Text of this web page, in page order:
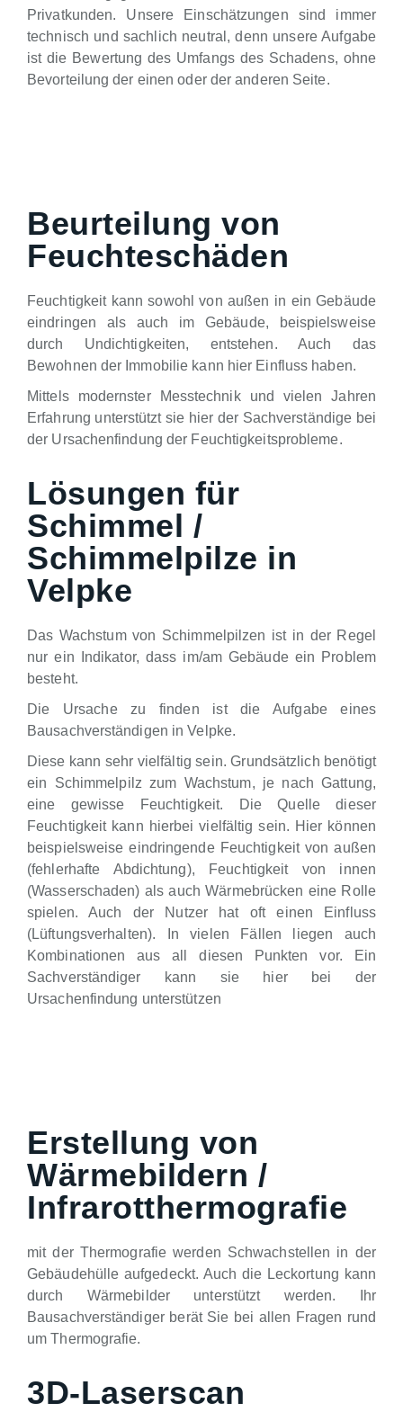
Privatkunden. Unsere Einschätzungen sind immer
technisch und sachlich neutral, denn unsere Aufgabe
ist die Bewertung des Umfangs des Schadens, ohne
Bevorteilung der einen oder der anderen Seite.
Beurteilung von
Feuchteschäden
Feuchtigkeit kann sowohl von außen in ein Gebäude
eindringen als auch im Gebäude, beispielsweise
durch Undichtigkeiten, entstehen. Auch das
Bewohnen der Immobilie kann hier Einfluss haben.
Mittels modernster Messtechnik und vielen Jahren
Erfahrung unterstützt sie hier der Sachverständige bei
der Ursachenfindung der Feuchtigkeitsprobleme.
Lösungen für
Schimmel /
Schimmelpilze in
Velpke
Das Wachstum von Schimmelpilzen ist in der Regel
nur ein Indikator, dass im/am Gebäude ein Problem
besteht.
Die Ursache zu finden ist die Aufgabe eines
Bausachverständigen in Velpke.
Diese kann sehr vielfältig sein. Grundsätzlich benötigt
ein Schimmelpilz zum Wachstum, je nach Gattung,
eine gewisse Feuchtigkeit. Die Quelle dieser
Feuchtigkeit kann hierbei vielfältig sein. Hier können
beispielsweise eindringende Feuchtigkeit von außen
(fehlerhafte Abdichtung), Feuchtigkeit von innen
(Wasserschaden) als auch Wärmebrücken eine Rolle
spielen. Auch der Nutzer hat oft einen Einfluss
(Lüftungsverhalten). In vielen Fällen liegen auch
Kombinationen aus all diesen Punkten vor. Ein
Sachverständiger kann sie hier bei der
Ursachenfindung unterstützen
Erstellung von
Wärmebildern /
Infrarotthermografie
mit der Thermografie werden Schwachstellen in der
Gebäudehülle aufgedeckt. Auch die Leckortung kann
durch Wärmebilder unterstützt werden. Ihr
Bausachverständiger berät Sie bei allen Fragen rund
um Thermografie.
3D-Laserscan